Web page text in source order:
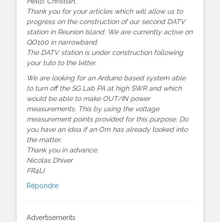
Thank you for your articles which will allow us to
progress on the construction of our second DATV
station in Reunion Island. We are currently active on
QO100 in narrowband.
The DATV station is under construction following
your tuto to the letter.
We are looking for an Arduino based system able
to turn off the SG Lab PA at high SWR and which
would be able to make OUT/IN power
measurements. This by using the voltage
measurement points provided for this purpose. Do
you have an idea if an Om has already looked into
the matter.
Thank you in advance,
Nicolas Dhiver
FR4LI
Répondre
Advertisements